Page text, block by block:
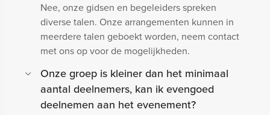
Nee, onze gidsen en begeleiders spreken
diverse talen. Onze arrangementen kunnen in
meerdere talen geboekt worden, neem contact
met ons op voor de mogelijkheden.
Onze groep is kleiner dan het minimaal
aantal deelnemers, kan ik evengoed
deelnemen aan het evenement?